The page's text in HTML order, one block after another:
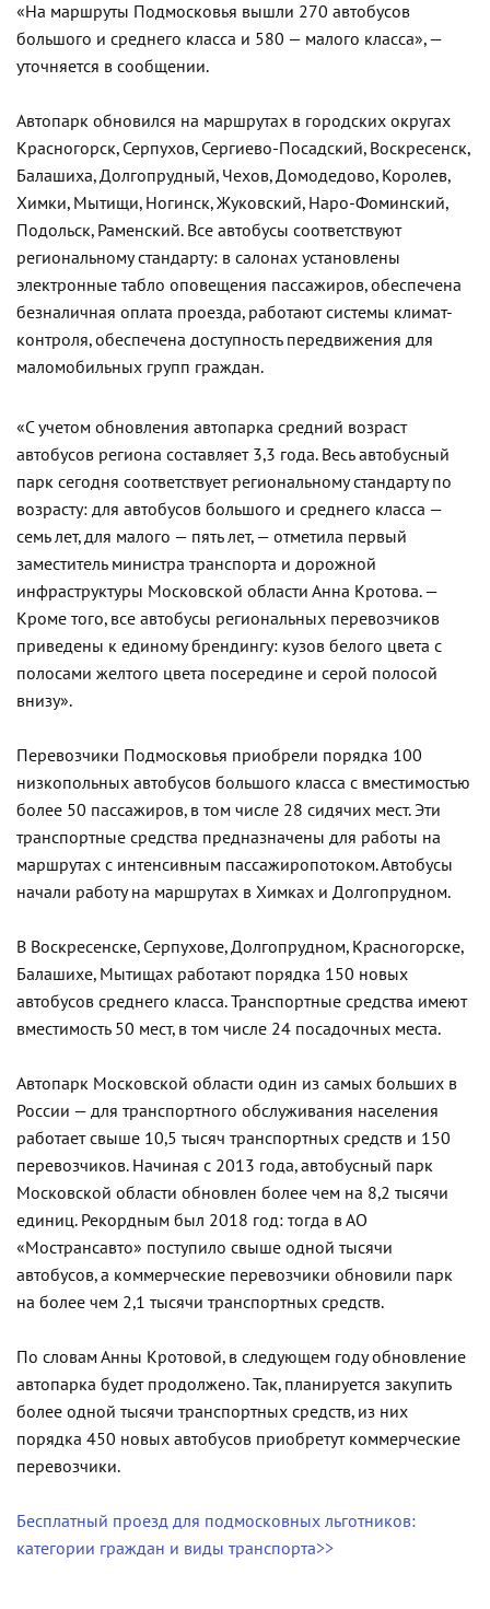
«На маршруты Подмосковья вышли 270 автобусов
большого и среднего класса и 580 — малого класса», —
уточняется в сообщении.
Автопарк обновился на маршрутах в городских округах
Красногорск, Серпухов, Сергиево-Посадский, Воскресенск,
Балашиха, Долгопрудный, Чехов, Домодедово, Королев,
Химки, Мытищи, Ногинск, Жуковский, Наро-Фоминский,
Подольск, Раменский. Все автобусы соответствуют
региональному стандарту: в салонах установлены
электронные табло оповещения пассажиров, обеспечена
безналичная оплата проезда, работают системы климат-
контроля, обеспечена доступность передвижения для
маломобильных групп граждан.
«С учетом обновления автопарка средний возраст
автобусов региона составляет 3,3 года. Весь автобусный
парк сегодня соответствует региональному стандарту по
возрасту: для автобусов большого и среднего класса —
семь лет, для малого — пять лет, — отметила первый
заместитель министра транспорта и дорожной
инфраструктуры Московской области Анна Кротова. —
Кроме того, все автобусы региональных перевозчиков
приведены к единому брендингу: кузов белого цвета с
полосами желтого цвета посередине и серой полосой
внизу».
Перевозчики Подмосковья приобрели порядка 100
низкопольных автобусов большого класса с вместимостью
более 50 пассажиров, в том числе 28 сидячих мест. Эти
транспортные средства предназначены для работы на
маршрутах с интенсивным пассажиропотоком. Автобусы
начали работу на маршрутах в Химках и Долгопрудном.
В Воскресенске, Серпухове, Долгопрудном, Красногорске,
Балашихе, Мытищах работают порядка 150 новых
автобусов среднего класса. Транспортные средства имеют
вместимость 50 мест, в том числе 24 посадочных места.
Автопарк Московской области один из самых больших в
России — для транспортного обслуживания населения
работает свыше 10,5 тысяч транспортных средств и 150
перевозчиков. Начиная с 2013 года, автобусный парк
Московской области обновлен более чем на 8,2 тысячи
единиц. Рекордным был 2018 год: тогда в АО
«Мострансавто» поступило свыше одной тысячи
автобусов, а коммерческие перевозчики обновили парк
на более чем 2,1 тысячи транспортных средств.
По словам Анны Кротовой, в следующем году обновление
автопарка будет продолжено. Так, планируется закупить
более одной тысячи транспортных средств, из них
порядка 450 новых автобусов приобретут коммерческие
перевозчики.
Бесплатный проезд для подмосковных льготников:
категории граждан и виды транспорта>>